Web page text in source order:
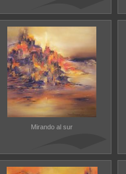
Mirando al sur